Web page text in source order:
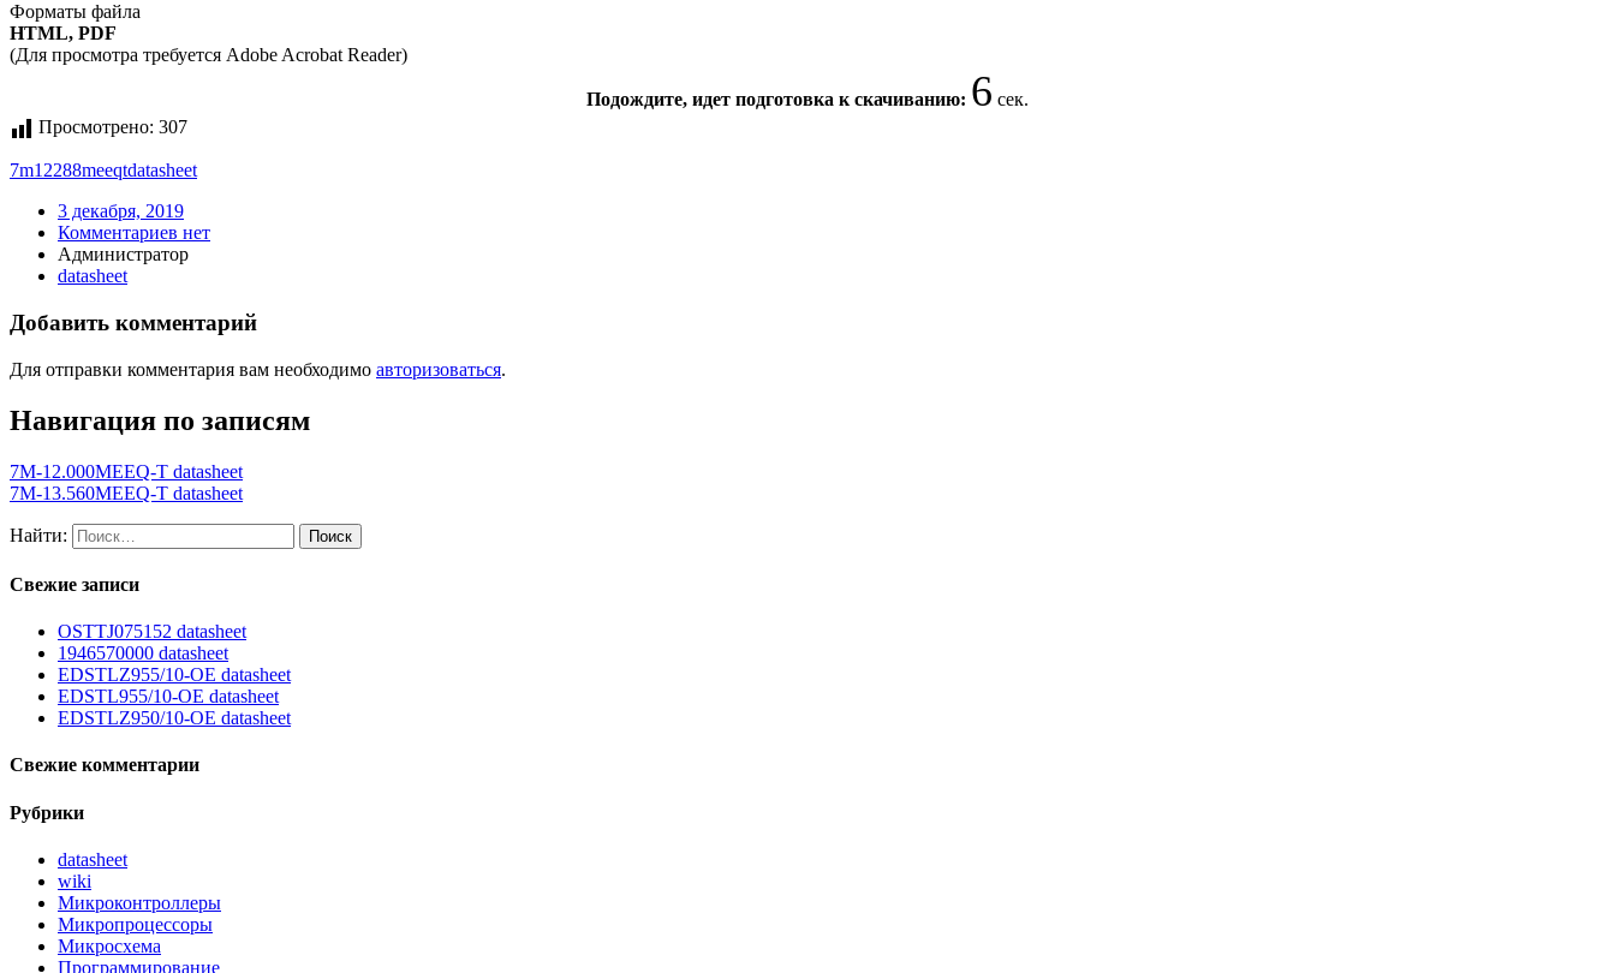
Форматы файла
HTML, PDF
(Для просмотра требуется Adobe Acrobat Reader)
Подождите, идет подготовка к скачиванию: 6 сек.
Просмотрено: 307
7m12288meeqtdatasheet
3 декабря, 2019
Комментариев нет
Администратор
datasheet
Добавить комментарий
Для отправки комментария вам необходимо авторизоваться.
Навигация по записям
7M-12.000MEEQ-T datasheet
7M-13.560MEEQ-T datasheet
Найти:
Свежие записи
OSTTJ075152 datasheet
1946570000 datasheet
EDSTLZ955/10-OE datasheet
EDSTL955/10-OE datasheet
EDSTLZ950/10-OE datasheet
Свежие комментарии
Рубрики
datasheet
wiki
Микроконтроллеры
Микропроцессоры
Микросхема
Программирование